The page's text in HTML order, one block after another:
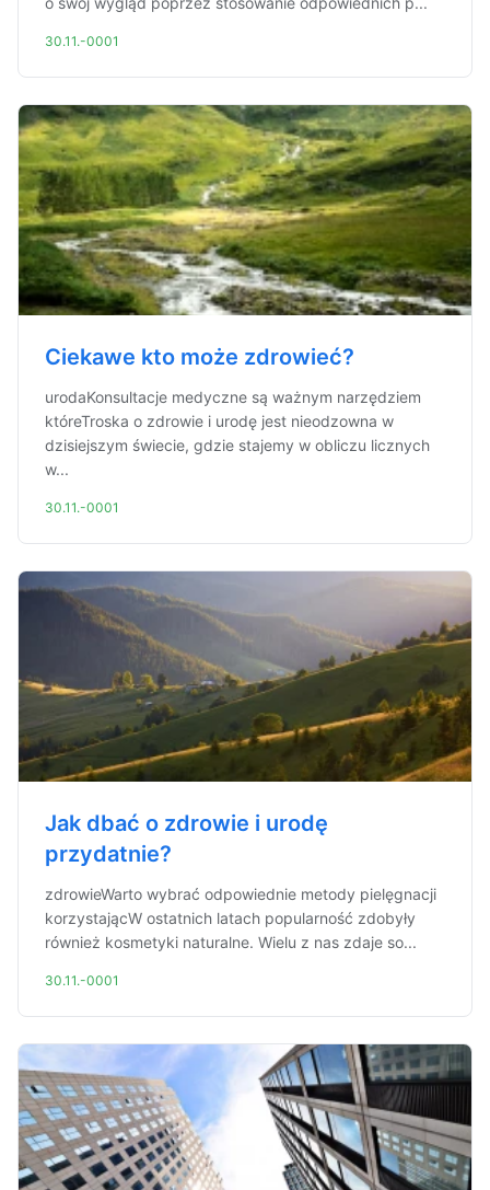
30.11.-0001
Ciekawe kto może zdrowieć?
urodaKonsultacje medyczne są ważnym narzędziem
któreTroska o zdrowie i urodę jest nieodzowna w
dzisiejszym świecie, gdzie stajemy w obliczu licznych
w...
30.11.-0001
Jak dbać o zdrowie i urodę
przydatnie?
zdrowieWarto wybrać odpowiednie metody pielęgnacji
korzystającW ostatnich latach popularność zdobyły
również kosmetyki naturalne. Wielu z nas zdaje so...
30.11.-0001